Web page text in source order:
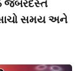
6 જબરદસ્ત
સાચો સમય અને